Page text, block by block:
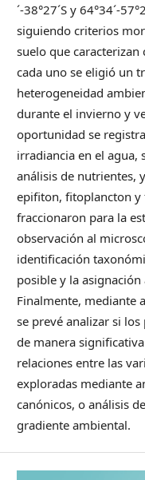
´-38°27´S y 64°34´-
siguiendo criterios
suelo que
cada uno se eligió un
heterogeneidad
durante el invierno y
oportunidad se
irradiancia en el agua,
análisis de nutrientes,
epifiton, fitoplancton y
fraccionaron para la
observación al
identificación
posible y la
Finalmente, mediante
se prevé analizar si
de manera
relaciones entre las
exploradas mediante
canónicos, o análisis
gradiente ambiental.